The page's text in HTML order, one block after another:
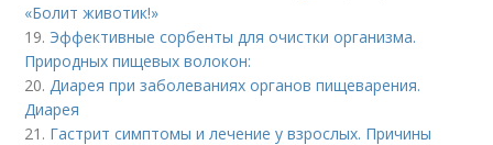
«Болит животик!»
19. Эффективные сорбенты для очистки организма.
Природных пищевых волокон:
20.Диарея при заболеваниях органов пищеварения.
Диарея
21. Гастрит симптомы и лечение у взрослых. Причины